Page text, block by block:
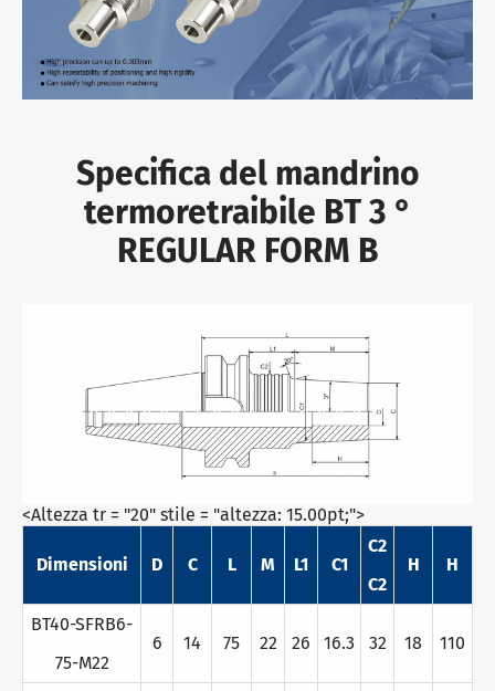
Specifica del mandrino
termoretraibile BT 3 °
REGULAR FORM B
<Altezza tr = "20" stile = "altezza: 15.00pt;">
Dimensioni D C L M L1 C1
C2
C2
H H
BT40-SFRB6-
75-M22
6 14 75 22 26 16.3 32 18 110